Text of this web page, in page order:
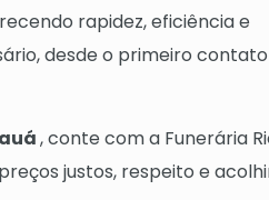
rapidez, eficiência e
desde o primeiro
, conte com a Funerária
justos, respeito e